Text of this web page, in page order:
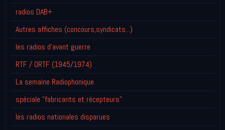
radios DAB+
Autres affiches (concours,syndicats...)
les radios d'avant guerre
RTF / ORTF (1945/1974)
La semaine Radiophonique
spéciale "fabricants et récepteurs"
les radios nationales disparues